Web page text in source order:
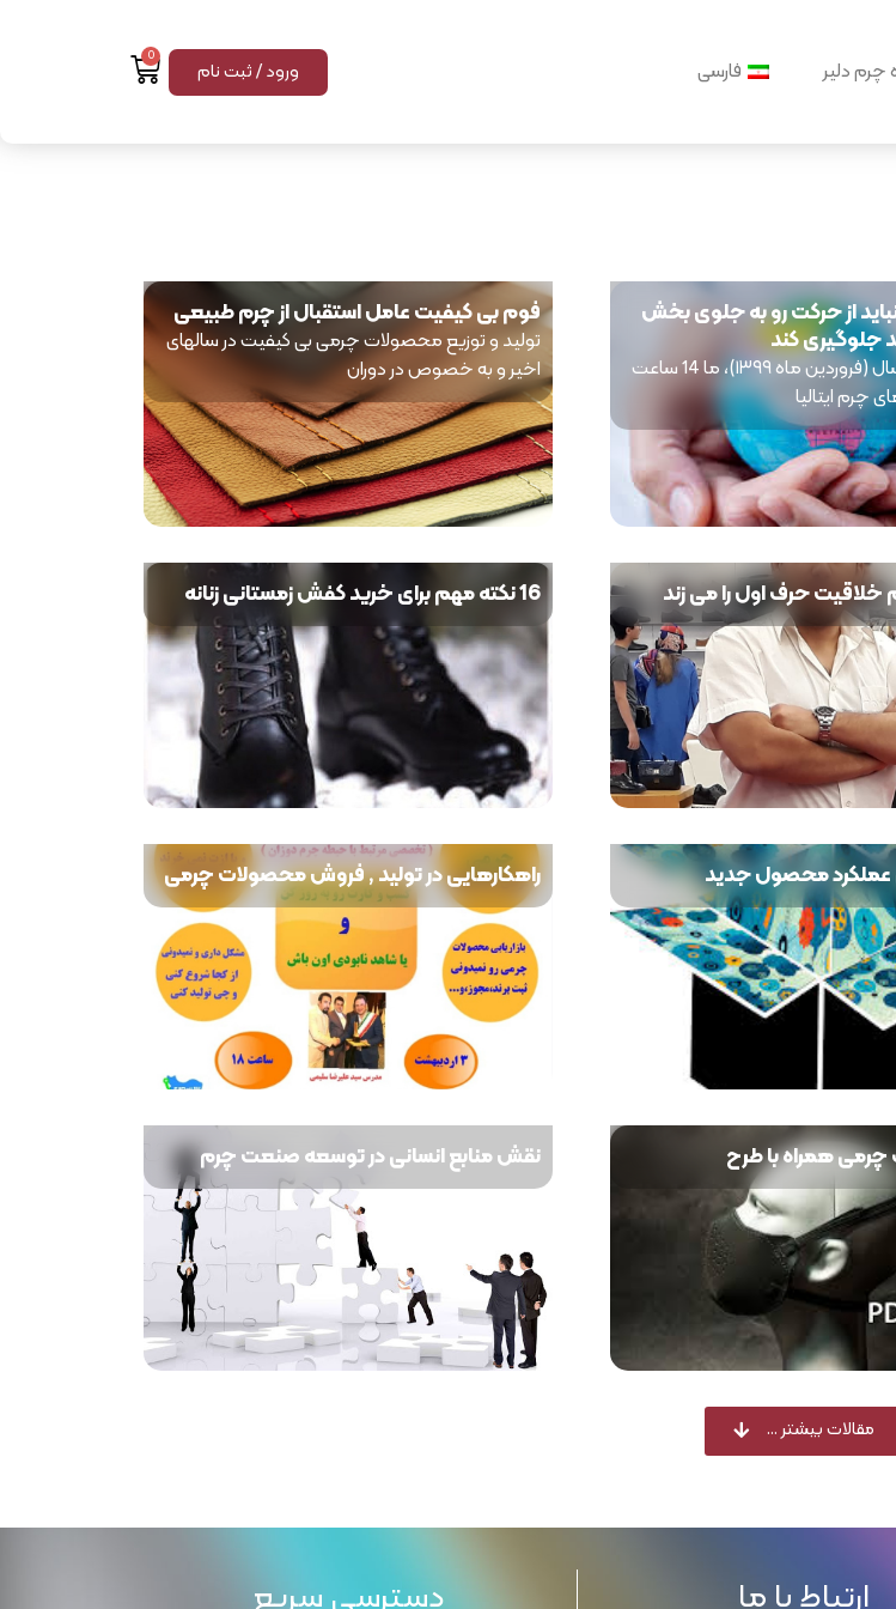
چرم دلیر فارسی ورود / ثبت نام
0
از حرکت رو به جلوی بخش
جلوگیری کند
از ماه آوریل امسال (فروردین ماه ۱۳۹۹)، ما 14 ساعت
چرم ایتالیا
فوم بی کیفیت عامل استقبال از چرم طبیعی
تولید و توزیع محصولات چرمی بی کیفیت در سالهای
اخیر و به خصوص در دوران
حرف اول را می زند 16 نکته مهم برای خرید کفش زمستانی زنانه
عملکرد محصول جدید راهکارهایی در تولید , فروش محصولات چرمی
همراه با طرح نقش منابع انسانی در توسعه صنعت چرم
مقالات بیشتر ...
ارتباط با ما دسترسی سریع